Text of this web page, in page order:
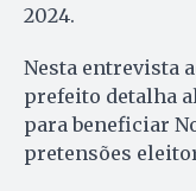
2024.
Nesta entrevista
prefeito detalha
para beneficiar
pretensões